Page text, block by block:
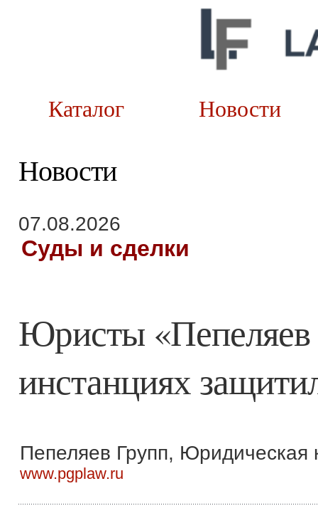
Каталог
Новости
07.08.2026
Суды и сделки
Юристы «Пепеляев
инстанциях
Пепеляев Групп, Юридическая
www.pgplaw.ru